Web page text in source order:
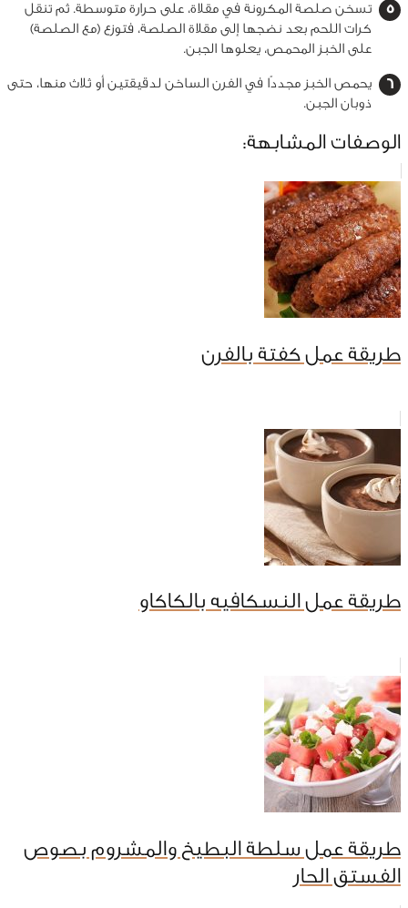
تسخن صلصة المكرونة في مقلاة، على حرارة متوسطة. ثم تنقل
كرات اللحم بعد نضجها إلى مقلاة الصلصة، فتوزع (مع الصلصة)
على الخبز المحمص، يعلوها الجبن.
يحمص الخبز مجددًا في الفرن الساخن لدقيقتين أو ثلاث منها، حتى
ذوبان الجبن.
الوصفات المشابهة:
طريقة عمل كفتة بالفرن
طريقة عمل النسكافيه بالكاكاو
طريقة عمل سلطة البطيخ والمشروم بصوص
الفستق الحار